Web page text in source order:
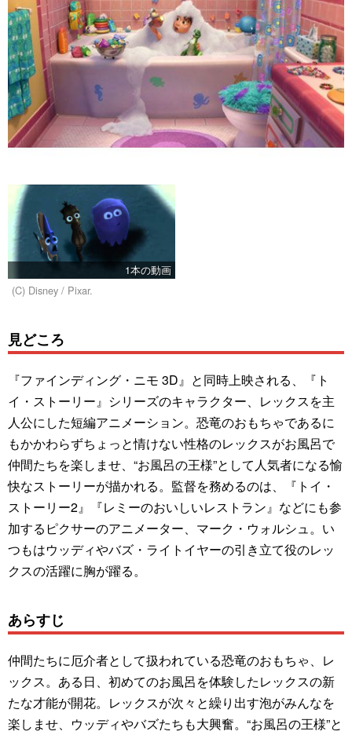
1本の動画
(C) Disney / Pixar.
見どころ
『ファインディング・ニモ 3D』と同時上映される、『ト
イ・ストーリー』シリーズのキャラクター、レックスを主
人公にした短編アニメーション。恐竜のおもちゃであるに
もかかわらずちょっと情けない性格のレックスがお風呂で
仲間たちを楽しませ、“お風呂の王様”として人気者になる愉
快なストーリーが描かれる。監督を務めるのは、『トイ・
ストーリー2』『レミーのおいしいレストラン』などにも参
加するピクサーのアニメーター、マーク・ウォルシュ。い
つもはウッディやバズ・ライトイヤーの引き立て役のレッ
クスの活躍に胸が躍る。
あらすじ
仲間たちに厄介者として扱われている恐竜のおもちゃ、レ
ックス。ある日、初めてのお風呂を体験したレックスの新
たな才能が開花。レックスが次々と繰り出す泡がみんなを
楽しませ、ウッディやバズたちも大興奮。“お風呂の王様”と